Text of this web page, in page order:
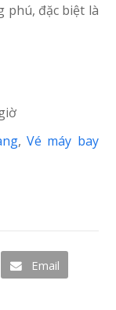
phú, đặc biệt là
,Vé máy bay
Email